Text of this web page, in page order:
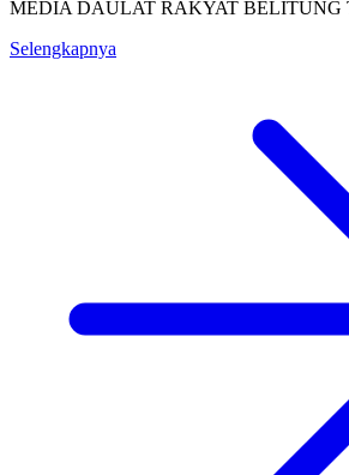
MEDIA DAULAT RAKYAT
Selengkapnya